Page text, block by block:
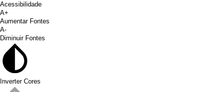
Acessibilidade
A+
Aumentar Fontes
A-
Diminuir Fontes
Inverter Cores